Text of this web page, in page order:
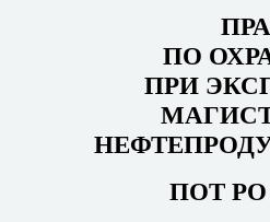
ПО
ПРИ
ПОТ РО